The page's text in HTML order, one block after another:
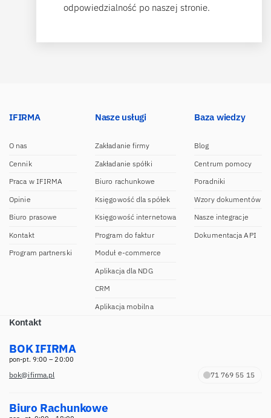
odpowiedzialność po naszej stronie.
IFIRMA
O nas
Cennik
Praca w IFIRMA
Opinie
Biuro prasowe
Kontakt
Program partnerski
Nasze usługi
Zakładanie firmy
Zakładanie spółki
Biuro rachunkowe
Księgowość dla spółek
Księgowość internetowa
Program do faktur
Moduł e-commerce
Aplikacja dla NDG
CRM
Aplikacja mobilna
Baza wiedzy
Blog
Centrum pomocy
Poradniki
Wzory dokumentów
Nasze integracje
Dokumentacja API
Kontakt
BOK IFIRMA
pon-pt. 9:00 – 20:00
bok@ifirma.pl 71 769 55 15
Biuro Rachunkowe